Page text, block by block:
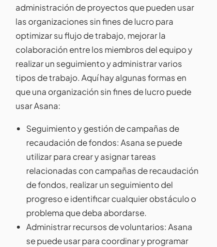
administración de proyectos que pueden usar
las organizaciones sin fines de lucro para
optimizar su flujo de trabajo, mejorar la
colaboración entre los miembros del equipo y
realizar un seguimiento y administrar varios
tipos de trabajo. Aquí hay algunas formas en
que una organización sin fines de lucro puede
usar Asana:
Seguimiento y gestión de campañas de
recaudación de fondos: Asana se puede
utilizar para crear y asignar tareas
relacionadas con campañas de recaudación
de fondos, realizar un seguimiento del
progreso e identificar cualquier obstáculo o
problema que deba abordarse.
Administrar recursos de voluntarios: Asana
se puede usar para coordinar y programar